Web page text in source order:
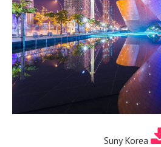
Suny Korea